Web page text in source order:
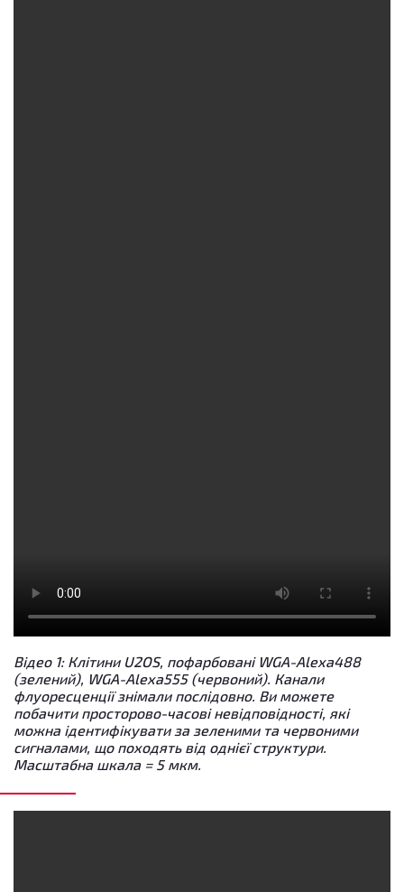
Відео 1: Клітини U2OS, пофарбовані WGA-Alexa488
(зелений), WGA-Alexa555 (червоний). Канали
флуоресценції знімали послідовно. Ви можете
побачити просторово-часові невідповідності, які
можна ідентифікувати за зеленими та червоними
сигналами, що походять від однієї структури.
Масштабна шкала = 5 мкм.